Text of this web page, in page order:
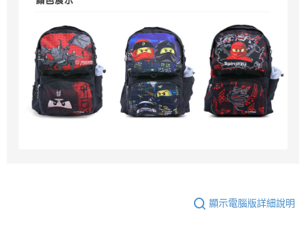
顯示電腦版詳細說明